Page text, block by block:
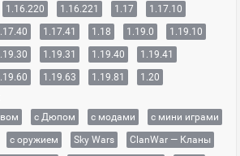
1.16.220 1.16.221 1.17
1.17.10
1.17.41 1.18 1.19.0
1.19.10
1.19.31 1.19.40
1.19.41
1.19.63 1.19.81 1.20
с Дюпом с модами
с мини играми
с оружием Sky Wars
ClanWar — Кланы